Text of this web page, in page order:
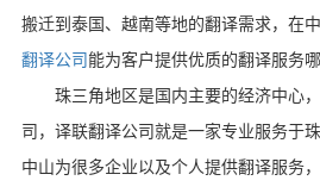
搬迁到泰国、越南等地的翻译需求，在
翻译公司 能为客户提供优质的翻译服务哪
珠三角地区是国内主要的经济中心
司，译联翻译公司就是一家专业服务于
中山为很多企业以及个人提供翻译服务